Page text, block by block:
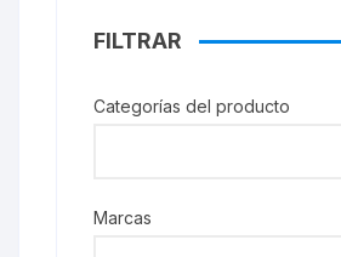
FILTRAR
Categorías del producto
Marcas